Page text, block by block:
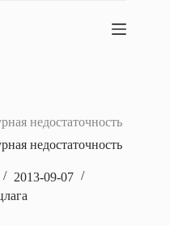
недостаточность
недостаточность
2013-09-07